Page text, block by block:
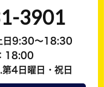
3901
日9:30～18:30
18:00
4日曜日・祝日